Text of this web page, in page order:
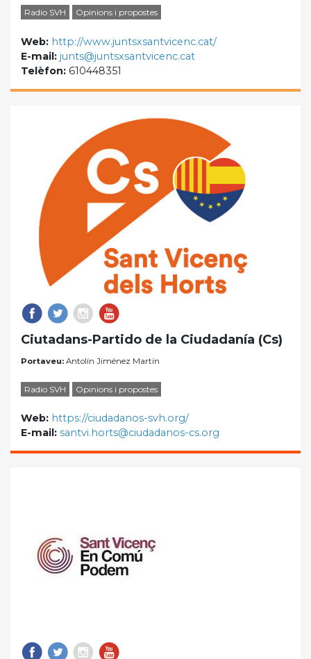
Radio SVH Opinions i propostes
Web: http://www.juntsxsantvicenc.cat/
E-mail: junts@juntsxsantvicenc.cat
Telèfon: 610448351
Ciutadans-Partido de la Ciudadanía (Cs)
Portaveu: Antolín Jiménez Martín
Radio SVH Opinions i propostes
Web: https://ciudadanos-svh.org/
E-mail: santvi.horts@ciudadanos-cs.org